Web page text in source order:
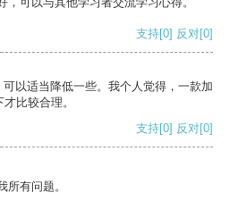
支持[0] 反对[0]
以适当降低一些。我个人觉得，一款加
比较合理。
支持[0] 反对[0]
有问题。